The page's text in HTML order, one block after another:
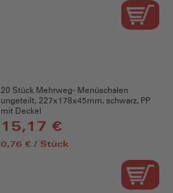
20 Stück Mehrweg- Menüschalen
ungeteilt, 227x178x45mm, schwarz, PP
mit Deckel
15,17 €
0,76 € / Stück